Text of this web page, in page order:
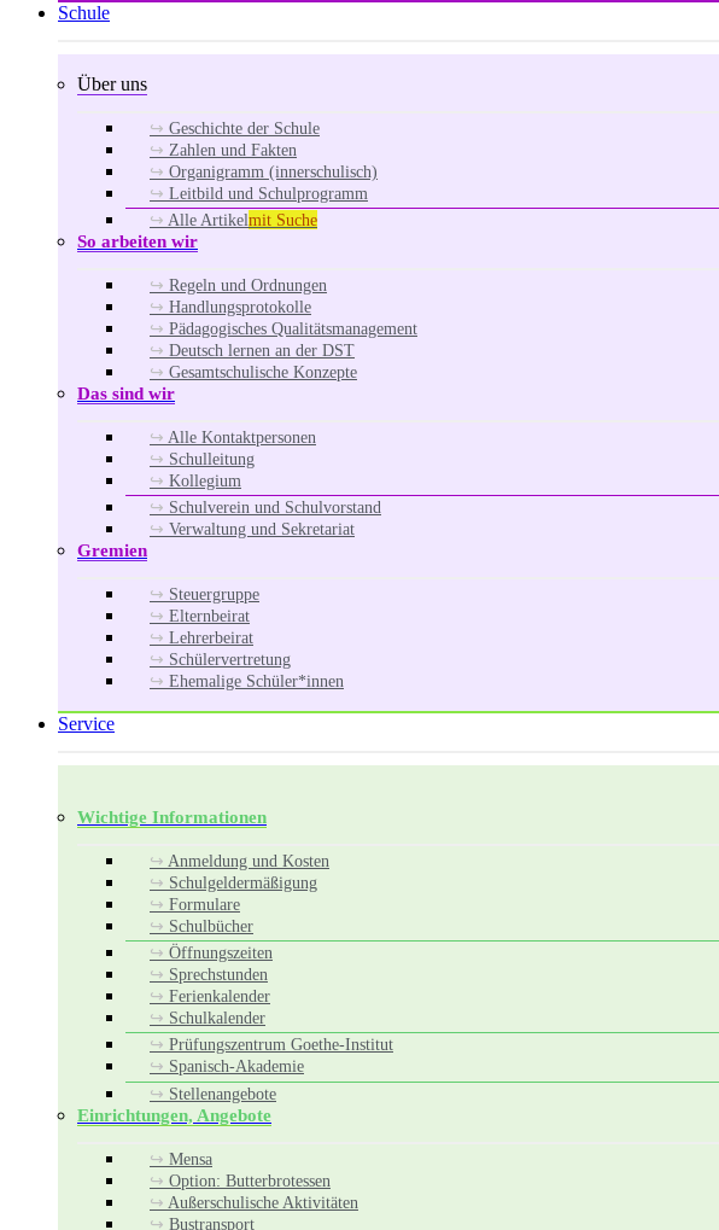
Schule
Über uns
Geschichte der Schule
Zahlen und Fakten
Organigramm (innerschulisch)
Leitbild und Schulprogramm
Alle Artikelmit Suche
So arbeiten wir
Regeln und Ordnungen
Handlungsprotokolle
Pädagogisches Qualitätsmanagement
Deutsch lernen an der DST
Gesamtschulische Konzepte
Das sind wir
Alle Kontaktpersonen
Schulleitung
Kollegium
Schulverein und Schulvorstand
Verwaltung und Sekretariat
Gremien
Steuergruppe
Elternbeirat
Lehrerbeirat
Schülervertretung
Ehemalige Schüler*innen
Service
Wichtige Informationen
Anmeldung und Kosten
Schulgeldermäßigung
Formulare
Schulbücher
Öffnungszeiten
Sprechstunden
Ferienkalender
Schulkalender
Prüfungszentrum Goethe-Institut
Spanisch-Akademie
Stellenangebote
Einrichtungen, Angebote
Mensa
Option: Butterbrotessen
Außerschulische Aktivitäten
Bustransport